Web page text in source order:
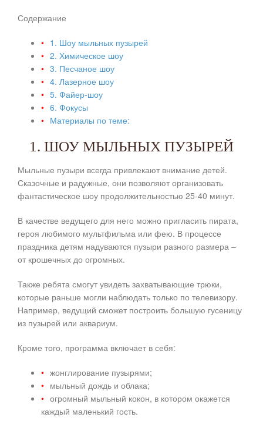
Содержание
1. Шоу мыльных пузырей
2. Химическое шоу
3. Песчаное шоу
4. Лазерное шоу
5. Файер-шоу
6. Фокусы
Материалы по теме:
1. ШОУ МЫЛЬНЫХ ПУЗЫРЕЙ
Мыльные пузыри всегда привлекают внимание детей.
Сказочные и радужные, они позволяют организовать
фантастическое шоу продолжительностью 25-40 минут.
В качестве ведущего для него можно пригласить пирата,
героя любимого мультфильма или фею. В процессе
праздника детям надуваются пузыри разного размера –
от крошечных до огромных.
Также ребята смогут увидеть захватывающие трюки,
которые раньше могли наблюдать только по телевизору.
Например, ведущий сможет построить большую гусеницу
из пузырей или аквариум.
Кроме того, программа включает в себя:
жонглирование пузырями;
мыльный дождь и облака;
огромный мыльный кокон, в котором окажется
каждый маленький гость.